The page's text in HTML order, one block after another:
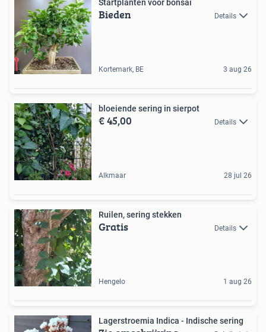
Startplanten voor bonsai
Bieden Details
Kortemark, BE 3 aug 26
bloeiende sering in sierpot
€ 45,00 Details
Alkmaar 28 jul 26
Ruilen, sering stekken
Gratis Details
Hengelo 1 aug 26
Lagerstroemia Indica - Indische sering